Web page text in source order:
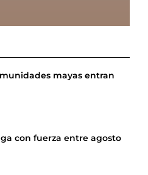
mayas entran
con fuerza entre agosto